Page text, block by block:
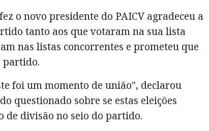
o novo presidente do PAICV agradeceu a
tanto aos que votaram na sua lista
nas listas concorrentes e prometeu que
foi um momento de união", declarou
questionado sobre se estas eleições
divisão no seio do partido.